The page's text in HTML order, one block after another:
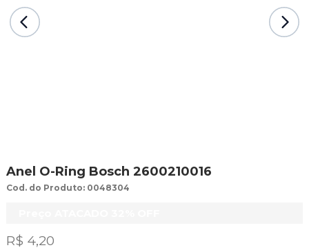
Anel O-Ring Bosch 2600210016
Cod. do Produto: 0048304
R$ 4,20